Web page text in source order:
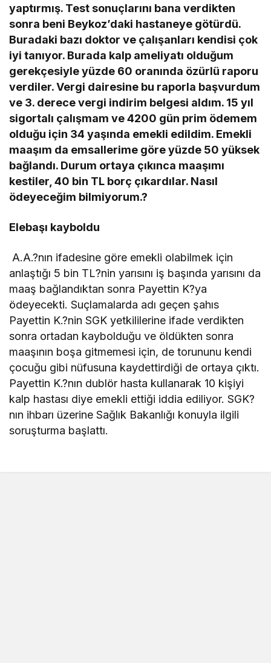
yaptırmış. Test sonuçlarını bana verdikten
sonra beni Beykoz’daki hastaneye götürdü.
Buradaki bazı doktor ve çalışanları kendisi çok
iyi tanıyor. Burada kalp ameliyatı olduğum
gerekçesiyle yüzde 60 oranında özürlü raporu
verdiler. Vergi dairesine bu raporla başvurdum
ve 3. derece vergi indirim belgesi aldım. 15 yıl
sigortalı çalışmam ve 4200 gün prim ödemem
olduğu için 34 yaşında emekli edildim. Emekli
maaşım da emsallerime göre yüzde 50 yüksek
bağlandı. Durum ortaya çıkınca maaşımı
kestiler, 40 bin TL borç çıkardılar. Nasıl
ödeyeceğim bilmiyorum.?
Elebaşı kayboldu
A.A.?nın ifadesine göre emekli olabilmek için
anlaştığı 5 bin TL?nin yarısını iş başında yarısını da
maaş bağlandıktan sonra Payettin K?ya
ödeyecekti. Suçlamalarda adı geçen şahıs
Payettin K.?nin SGK yetkililerine ifade verdikten
sonra ortadan kaybolduğu ve öldükten sonra
maaşının boşa gitmemesi için, de torununu kendi
çocuğu gibi nüfusuna kaydettirdiği de ortaya çıktı.
Payettin K.?nın dublör hasta kullanarak 10 kişiyi
kalp hastası diye emekli ettiği iddia ediliyor. SGK?
nın ihbarı üzerine Sağlık Bakanlığı konuyla ilgili
soruşturma başlattı.